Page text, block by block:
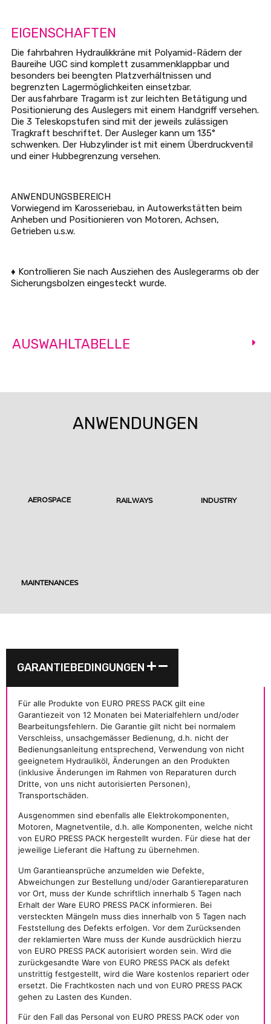
EIGENSCHAFTEN
Die fahrbahren Hydraulikkräne mit Polyamid-Rädern der
Baureihe UGC sind komplett zusammenklappbar und
besonders bei beengten Platzverhältnissen und
begrenzten Lagermöglichkeiten einsetzbar.
Der ausfahrbare Tragarm ist zur leichten Betätigung und
Positionierung des Auslegers mit einem Handgriff versehen.
Die 3 Teleskopstufen sind mit der jeweils zulässigen
Tragkraft beschriftet. Der Ausleger kann um 135°
schwenken. Der Hubzylinder ist mit einem Überdruckventil
und einer Hubbegrenzung versehen.
ANWENDUNGSBEREICH
Vorwiegend im Karosseriebau, in Autowerkstätten beim
Anheben und Positionieren von Motoren, Achsen,
Getrieben u.s.w.
♦ Kontrollieren Sie nach Ausziehen des Auslegerarms ob der
Sicherungsbolzen eingesteckt wurde.
AUSWAHLTABELLE
ANWENDUNGEN
AEROSPACE RAILWAYS INDUSTRY
MAINTENANCES
GARANTIEBEDINGUNGEN
Für alle Produkte von EURO PRESS PACK gilt eine
Garantiezeit von 12 Monaten bei Materialfehlern und/oder
Bearbeitungsfehlern. Die Garantie gilt nicht bei normalem
Verschleiss, unsachgemässer Bedienung, d.h. nicht der
Bedienungsanleitung entsprechend, Verwendung von nicht
geeignetem Hydrauliköl, Änderungen an den Produkten
(inklusive Änderungen im Rahmen von Reparaturen durch
Dritte, von uns nicht autorisierten Personen),
Transportschäden.
Ausgenommen sind ebenfalls alle Elektrokomponenten,
Motoren, Magnetventile, d.h. alle Komponenten, welche nicht
von EURO PRESS PACK hergestellt wurden. Für diese hat der
jeweilige Lieferant die Haftung zu übernehmen.
Um Garantieansprüche anzumelden wie Defekte,
Abweichungen zur Bestellung und/oder Garantiereparaturen
vor Ort, muss der Kunde schriftlich innerhalb 5 Tagen nach
Erhalt der Ware EURO PRESS PACK informieren. Bei
versteckten Mängeln muss dies innerhalb von 5 Tagen nach
Feststellung des Defekts erfolgen. Vor dem Zurücksenden
der reklamierten Ware muss der Kunde ausdrücklich hierzu
von EURO PRESS PACK autorisiert worden sein. Wird die
zurückgesandte Ware von EURO PRESS PACK als defekt
unstrittig festgestellt, wird die Ware kostenlos repariert oder
ersetzt. Die Frachtkosten nach und von EURO PRESS PACK
gehen zu Lasten des Kunden.
Für den Fall das Personal von EURO PRESS PACK oder von